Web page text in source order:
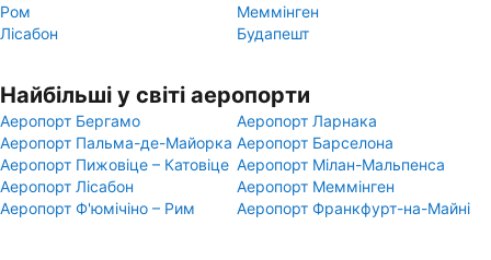
Ром
Меммінген
Лісабон
Будапешт
Найбільші у світі аеропорти
Аеропорт Бергамо
Аеропорт Ларнака
Аеропорт Пальма-де-Майорка Аеропорт Барселона
Аеропорт Пижовіце – Катовіце Аеропорт Мілан-Мальпенса
Аеропорт Лісабон
Аеропорт Меммінген
Аеропорт Ф'юмічіно – Рим
Аеропорт Франкфурт-на-Майні